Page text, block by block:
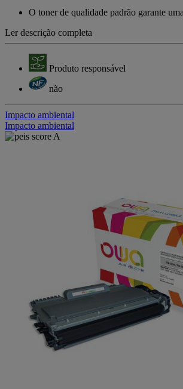
página.
O toner de qualidade padrão garante
Ler descrição completa
Produto responsável
não
Impacto ambiental
Impacto ambiental